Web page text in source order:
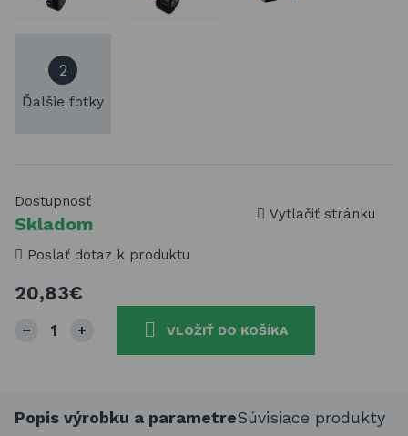
2
Ďalšie fotky
Dostupnosť
Skladom Vytlačiť stránku
Poslať dotaz k produktu
20,83€
VLOŽIŤ DO KOŠÍKA
Popis výrobku a parametreSúvisiace produkty